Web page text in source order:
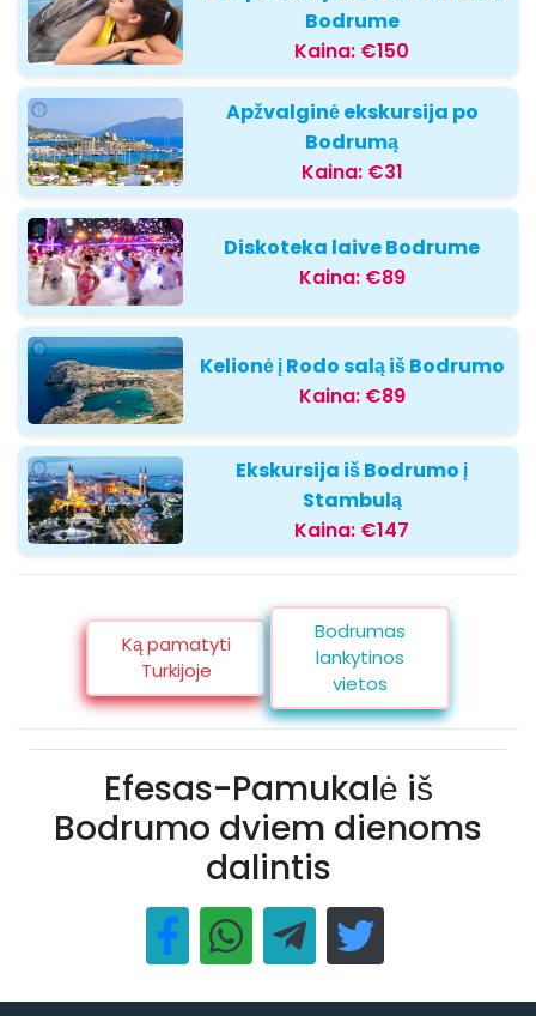
Bodrume
Kaina: €150
Apžvalginė ekskursija po
Bodrumą
Kaina: €31
Diskoteka laive Bodrume
Kaina: €89
Kelionė į Rodo salą iš Bodrumo
Kaina: €89
Ekskursija iš Bodrumo į
Stambulą
Kaina: €147
Ką pamatyti
Turkijoje
Bodrumas
lankytinos
vietos
Efesas-Pamukalė iš
Bodrumo dviem dienoms
dalintis